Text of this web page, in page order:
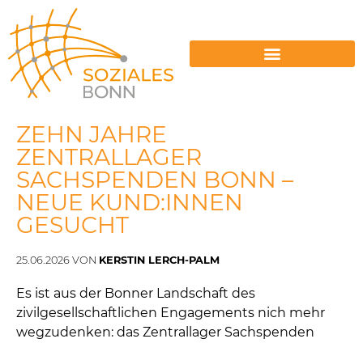
ZEHN JAHRE
ZENTRALLAGER
SACHSPENDEN BONN –
NEUE KUND:INNEN
GESUCHT
25.06.2026 VON KERSTIN LERCH-PALM
Es ist aus der Bonner Landschaft des
zivilgesellschaftlichen Engagements nich mehr
wegzudenken: das Zentrallager Sachspenden